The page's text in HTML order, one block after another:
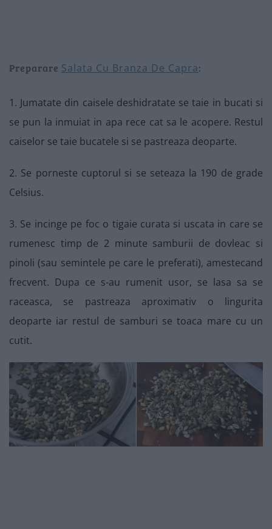
Preparare Salata Cu Branza De Capra:
1. Jumatate din caisele deshidratate se taie in bucati si
se pun la inmuiat in apa rece cat sa le acopere. Restul
caiselor se taie bucatele si se pastreaza deoparte.
2. Se porneste cuptorul si se seteaza la 190 de grade
Celsius.
3. Se incinge pe foc o tigaie curata si uscata in care se
rumenesc timp de 2 minute samburii de dovleac si
pinoli (sau semintele pe care le preferati), amestecand
frecvent. Dupa ce s-au rumenit usor, se lasa sa se
raceasca, se pastreaza aproximativ o lingurita
deoparte iar restul de samburi se toaca mare cu un
cutit.